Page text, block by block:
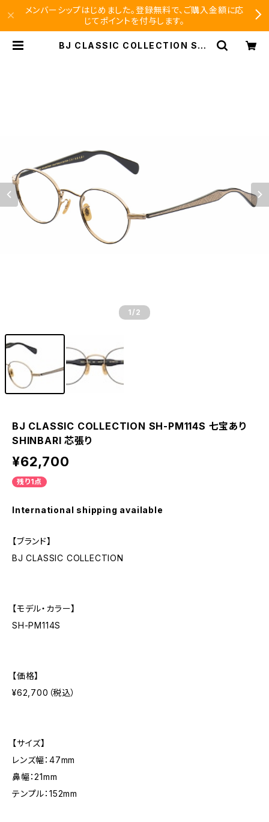
メンバーシップはじめました。登録無料で、ご購入金額に応
じてポイントを付与します。
BJ CLASSIC COLLECTION SH-
1 /2
BJ CLASSIC COLLECTION SH-PM114S 七宝あり
SHINBARI 芯張り
¥62,700
残り1点
International shipping available
【ブランド】
BJ CLASSIC COLLECTION
【モデル・カラー】
SH-PM114S
【価格】
¥62,700（税込）
【サイズ】
レンズ幅：47mm
鼻幅：21mm
テンプル：152mm